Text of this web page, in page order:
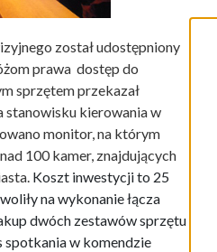
został udostępniony
prawa dostęp do
sprzętem przekazał
stanowisku kierowania w
monitor, na którym
100 kamer, znajdujących
Koszt inwestycji to 25
na wykonanie łącza
dwóch zestawów sprzętu
w komendzie